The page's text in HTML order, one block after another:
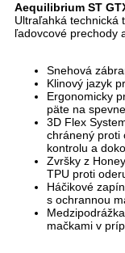
Aequilibrium ST
Ultraľahká technická
ľadovcové prechody
Snehová
Klinový jazyk
Ergonomicky
päte na
3D Flex
chránený proti
kontrolu a
Zvršky z
TPU proti
Háčikové
s ochrannou
mačkami v